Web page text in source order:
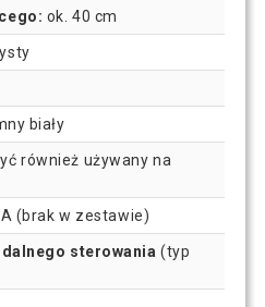
ok. 40 cm
biały
również używany na
(brak w zestawie)
sterowania (typ